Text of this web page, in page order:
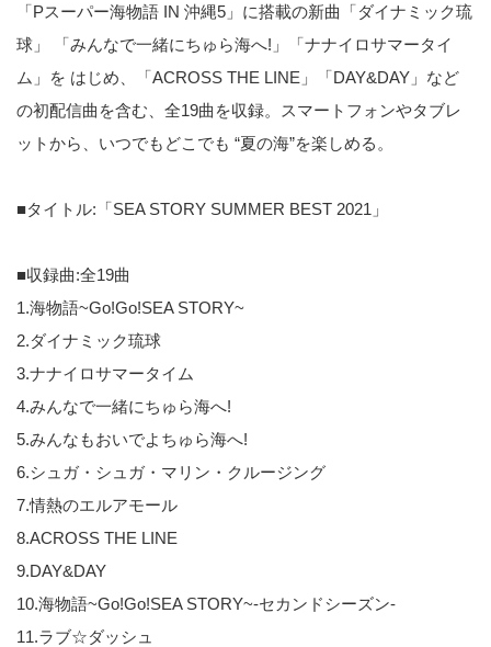
「Pスーパー海物語 IN 沖縄5」に搭載の新曲「ダイナミック琉
球」 「みんなで一緒にちゅら海へ!」「ナナイロサマータイ
ム」を はじめ、「ACROSS THE LINE」「DAY&DAY」など
の初配信曲を含む、全19曲を収録。スマートフォンやタブレ
ットから、いつでもどこでも “夏の海”を楽しめる。
■タイトル:「SEA STORY SUMMER BEST 2021」
■収録曲:全19曲
1.海物語~Go!Go!SEA STORY~
2.ダイナミック琉球
3.ナナイロサマータイム
4.みんなで一緒にちゅら海へ!
5.みんなもおいでよちゅら海へ!
6.シュガ・シュガ・マリン・クルージング
7.情熱のエルアモール
8.ACROSS THE LINE
9.DAY&DAY
10.海物語~Go!Go!SEA STORY~-セカンドシーズン-
11.ラブ☆ダッシュ